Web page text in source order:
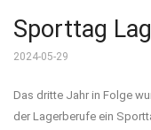
Sporttag
2024-05-29
Das dritte Jahr in Folge
der Lagerberufe ein